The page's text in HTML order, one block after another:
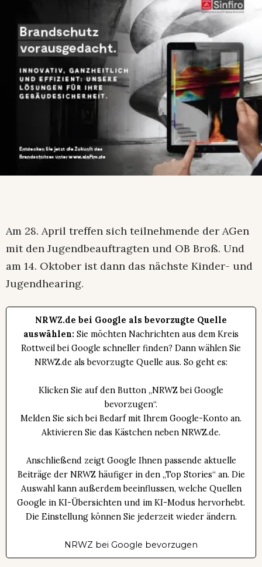
Am 28. April treffen sich teilnehmende der AGen
mit den Jugendbeauftragten und OB Broß. Und
am 14. Oktober ist dann das nächste Kinder- und
Jugendhearing.
NRWZ.de bei Google als bevorzugte Quelle
auswählen: Sie möchten Nachrichten aus dem Kreis
Rottweil bei Google schneller finden? Dann wählen Sie
NRWZ.de als bevorzugte Quelle aus. So geht es:
Klicken Sie auf den Button „NRWZ bei Google
bevorzugen“.
Melden Sie sich bei Bedarf mit Ihrem Google-Konto an.
Aktivieren Sie das Kästchen neben NRWZ.de.
Anschließend zeigt Google Ihnen passende aktuelle
Beiträge der NRWZ häufiger in den „Top Stories“ an. Die
Auswahl kann außerdem beeinflussen, welche Quellen
Google in KI-Übersichten und im KI-Modus hervorhebt.
Die Einstellung können Sie jederzeit wieder ändern.
NRWZ bei Google bevorzugen